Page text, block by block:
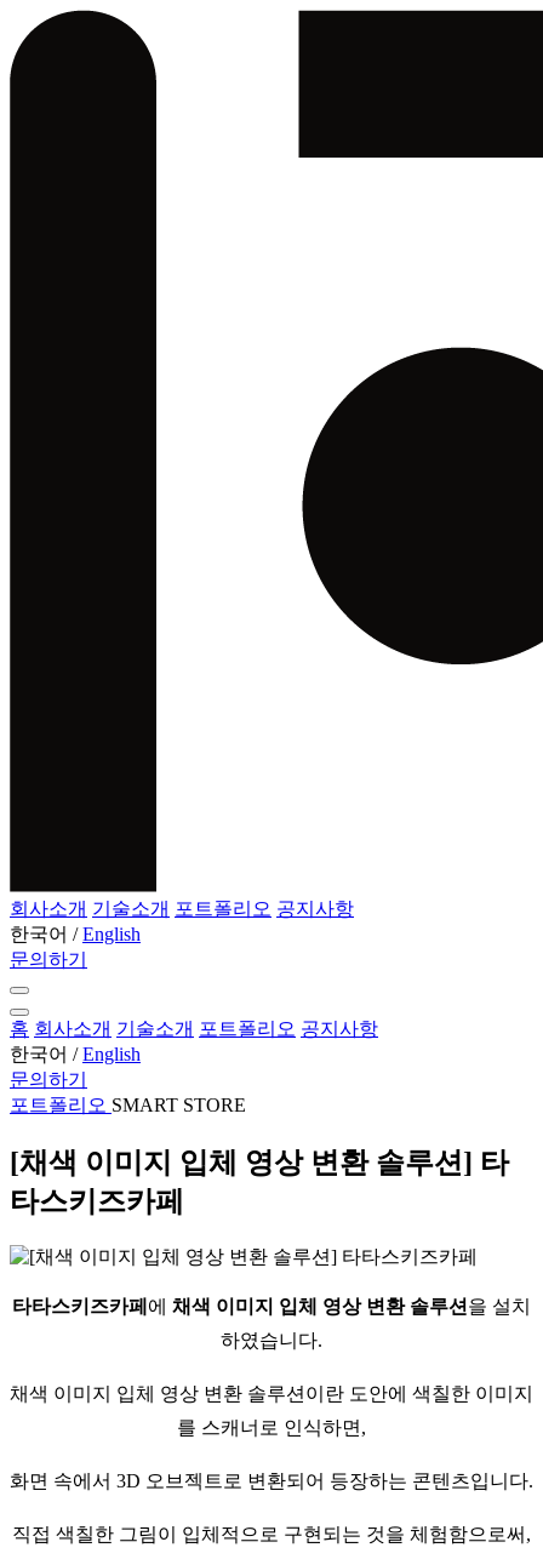
회사소개 기술소개 포트폴리오 공지사항
한국어 / English
문의하기
홈 회사소개 기술소개 포트폴리오 공지사항
한국어 / English
문의하기
포트폴리오 SMART STORE
[채색 이미지 입체 영상 변환 솔루션] 타
타스키즈카페
타타스키즈카페 에 채색 이미지 입체 영상 변환 솔루션 을 설치
하였습니다.
채색 이미지 입체 영상 변환 솔루션이란 도안에 색칠한 이미지
를 스캐너로 인식하면,
화면 속에서 3D 오브젝트로 변환되어 등장하는 콘텐츠입니다.
직접 색칠한 그림이 입체적으로 구현되는 것을 체험함으로써,